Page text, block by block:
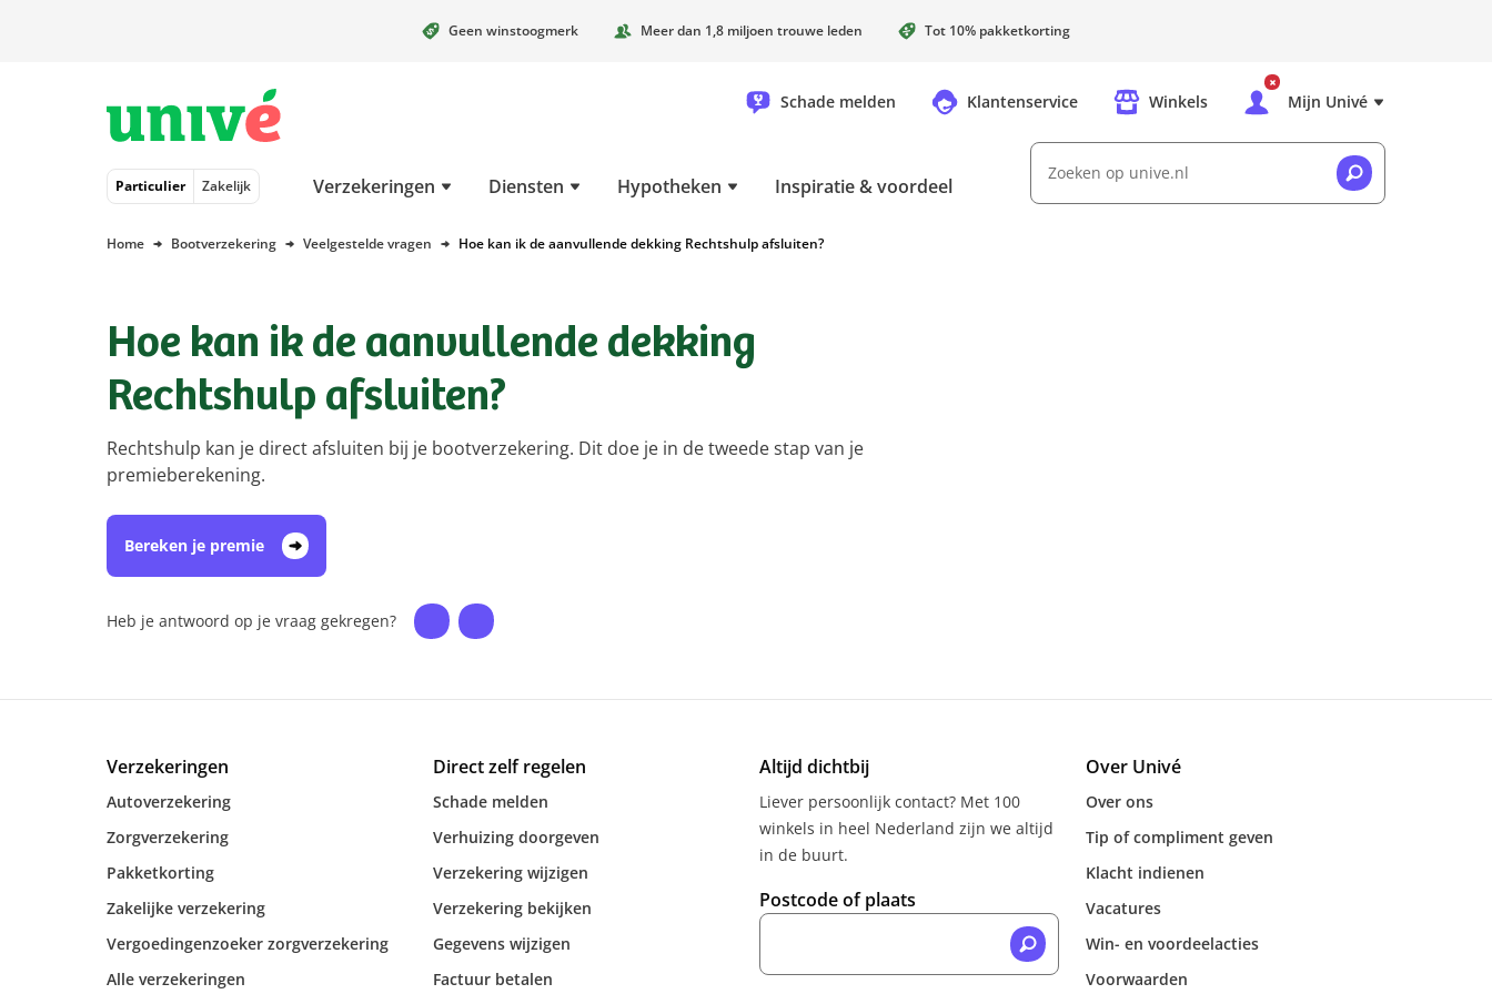
Geen winstoogmerk Meer dan 1,8 miljoen trouwe leden Tot 10% pakketkorting
Schade melden Klantenservice Winkels Mijn Univé
Particulier Zakelijk Verzekeringen Diensten Hypotheken Inspiratie & voordeel
Zoeken op unive.nl
Home Bootverzekering Veelgestelde vragen Hoe kan ik de aanvullende dekking Rechtshulp afsluiten?
Hoe kan ik de aanvullende dekking
Rechtshulp afsluiten?
Rechtshulp kan je direct afsluiten bij je bootverzekering. Dit doe je in de tweede stap van je
premieberekening.
Bereken je premie
Heb je antwoord op je vraag gekregen?
Verzekeringen
Autoverzekering
Zorgverzekering
Pakketkorting
Zakelijke verzekering
Vergoedingenzoeker zorgverzekering
Alle verzekeringen
Direct zelf regelen
Schade melden
Verhuizing doorgeven
Verzekering wijzigen
Verzekering bekijken
Gegevens wijzigen
Factuur betalen
Altijd dichtbij
Liever persoonlijk contact? Met 100
winkels in heel Nederland zijn we altijd
in de buurt.
Postcode of plaats
Over Univé
Over ons
Tip of compliment geven
Klacht indienen
Vacatures
Win- en voordeelacties
Voorwaarden